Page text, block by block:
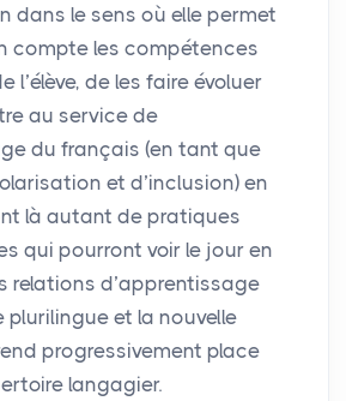
dans le sens où elle permet
compte les compétences
l’élève, de les faire évoluer
au service de
du français (en tant que
et d’inclusion) en
là autant de pratiques
qui pourront voir le jour en
relations d’apprentissage
plurilingue et la nouvelle
progressivement place
langagier.